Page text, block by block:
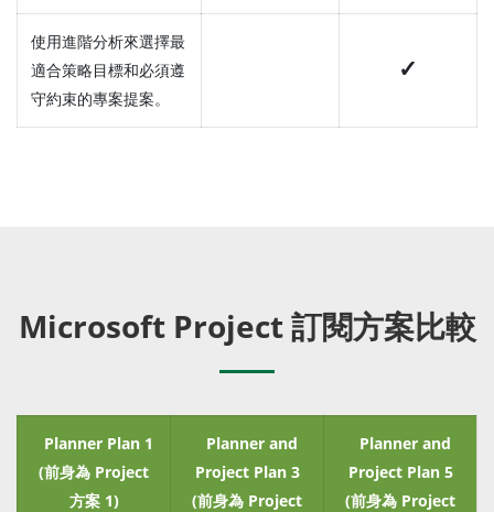
使用進階分析來選擇最
適合策略目標和必須遵
守約束的專案提案。
✓
Microsoft Project 訂閱方案比較
Planner Plan 1
(前身為 Project
方案 1)
Planner and
Project Plan 3
(前身為 Project
Planner and
Project Plan 5
(前身為 Project